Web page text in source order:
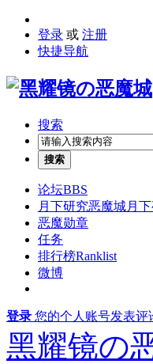
登录 或 注册
快捷导航
搜索
搜索
论坛BBS
月下研究恶魔城月
恶魔勋章
任务
排行榜Ranklist
微博
登录 您的个人账号发表评
黑耀镜の